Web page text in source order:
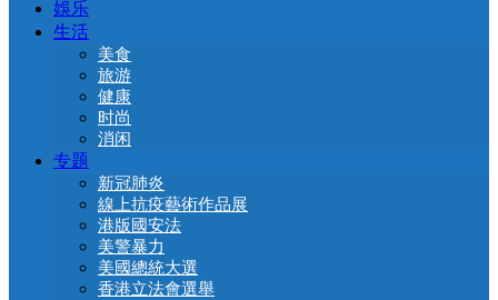
娛乐
生活
美食
旅游
健康
时尚
消闲
专题
新冠肺炎
線上抗疫藝術作品展
港版國安法
美警暴力
美國總統大選
香港立法會選舉